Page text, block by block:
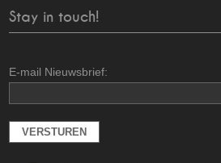
Stay in touch!
E-mail Nieuwsbrief: